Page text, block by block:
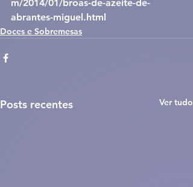
m/2014/01/broas-de-azeite-de-
abrantes-miguel.html
Doces e Sobremesas
Posts recentes Ver tudo